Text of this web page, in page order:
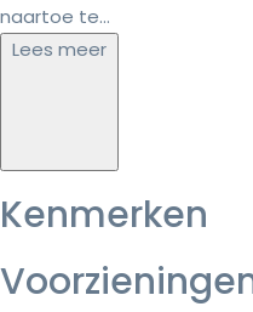
naartoe te...
Lees meer
Kenmerken